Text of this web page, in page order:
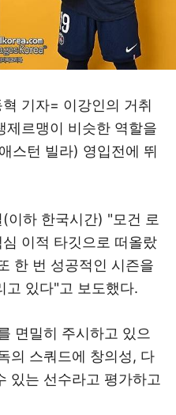
기자= 이강인의 거취
제르맹이 비슷한 역할을
스턴 빌라) 영입전에 뛰
이하 한국시간) "모건 로
이적 타깃으로 떠올랐
한 번 성공적인 시즌을
고 있다"고 보도했다.
면밀히 주시하고 있으
의 스쿼드에 창의성, 다
있는 선수라고 평가하고